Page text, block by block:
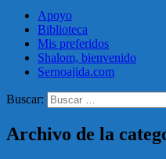
Apoyo
Biblioteca
Mis preferidos
Shalom, bienvenido
Sernoajida.com
Buscar:
Archivo de la